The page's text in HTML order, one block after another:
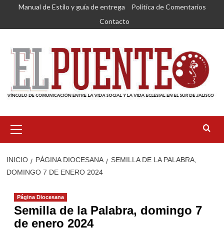
Saltar
contenido
Manual de Estilo y guía de entrega
Política de Comentarios
Contacto
primario
INICIO PÁGINA DIOCESANA
SEMILLA DE LA PALABRA,
DOMINGO 7 DE ENERO 2024
Página Diocesana
Semilla de la Palabra, domingo 7
de enero 2024